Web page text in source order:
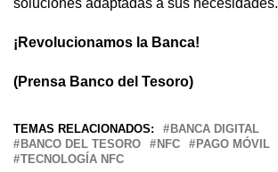
soluciones adaptadas a sus necesidades.
¡Revolucionamos la Banca!
(Prensa Banco del Tesoro)
TEMAS RELACIONADOS:
BANCA DIGITAL
BANCO DEL TESORO
NFC PAGO MÓVIL
TECNOLOGÍA NFC